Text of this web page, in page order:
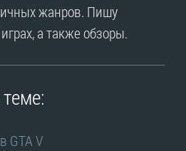
жанров. Пишу
а также обзоры.
GTA V